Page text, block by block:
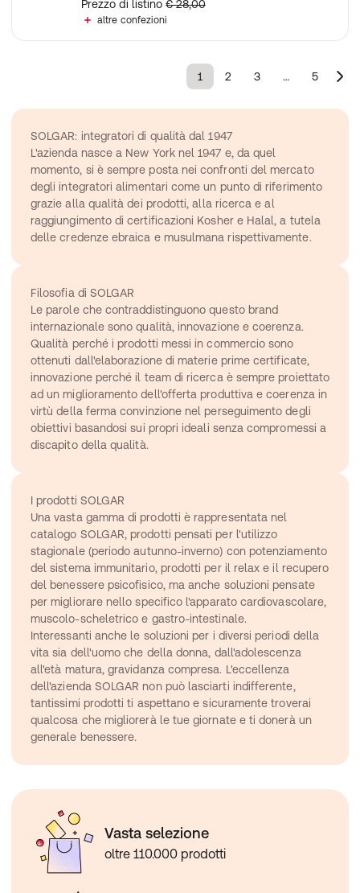
Prezzo di listino € 28,00
altre confezioni
1 2 3 … 5
SOLGAR: integratori di qualità dal 1947
L'azienda nasce a New York nel 1947 e, da quel
momento, si è sempre posta nei confronti del mercato
degli integratori alimentari come un punto di riferimento
grazie alla qualità dei prodotti, alla ricerca e al
raggiungimento di certificazioni Kosher e Halal, a tutela
delle credenze ebraica e musulmana rispettivamente.
Filosofia di SOLGAR
Le parole che contraddistinguono questo brand
internazionale sono qualità, innovazione e coerenza.
Qualità perché i prodotti messi in commercio sono
ottenuti dall'elaborazione di materie prime certificate,
innovazione perché il team di ricerca è sempre proiettato
ad un miglioramento dell'offerta produttiva e coerenza in
virtù della ferma convinzione nel perseguimento degli
obiettivi basandosi sui propri ideali senza compromessi a
discapito della qualità.
I prodotti SOLGAR
Una vasta gamma di prodotti è rappresentata nel
catalogo SOLGAR, prodotti pensati per l'utilizzo
stagionale (periodo autunno-inverno) con potenziamento
del sistema immunitario, prodotti per il relax e il recupero
del benessere psicofisico, ma anche soluzioni pensate
per migliorare nello specifico l'apparato cardiovascolare,
muscolo-scheletrico e gastro-intestinale.
Interessanti anche le soluzioni per i diversi periodi della
vita sia dell'uomo che della donna, dall'adolescenza
all'età matura, gravidanza compresa. L'eccellenza
dell'azienda SOLGAR non può lasciarti indifferente,
tantissimi prodotti ti aspettano e sicuramente troverai
qualcosa che migliorerà le tue giornate e ti donerà un
generale benessere.
Vasta selezione
oltre 110.000 prodotti